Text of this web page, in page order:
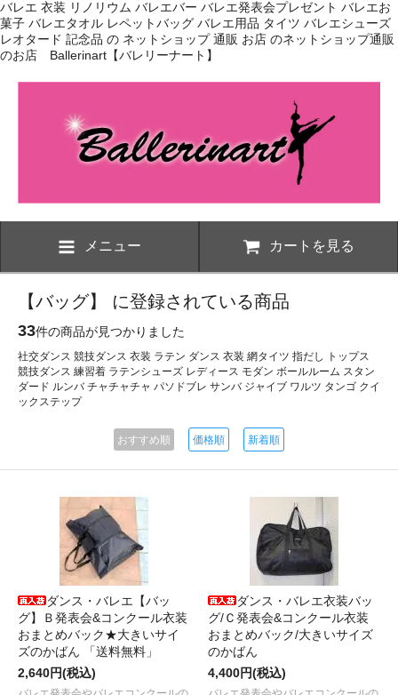
バレエ 衣装 リノリウム バレエバー バレエ発表会プレゼント バレエお
菓子 バレエタオル レペットバッグ バレエ用品 タイツ バレエシューズ
レオタード 記念品 の ネットショップ 通販 お店 のネットショップ通販
のお店 Ballerinart【バレリーナート】
メニュー カートを見る
【バッグ】 に登録されている商品
33件の商品が見つかりました
社交ダンス 競技ダンス 衣装 ラテン ダンス 衣装 網タイツ 指だし トップス
競技ダンス 練習着 ラテンシューズ レディース モダン ボールルーム スタン
ダード ルンバ チャチャチャ パソドブレ サンバ ジャイブ ワルツ タンゴ クイ
ックステップ
おすすめ順 価格順 新着順
ダンス・バレエ【バッ
グ】Ｂ発表会&コンクール衣装
おまとめバック★大きいサイ
ズのかばん 「送料無料」
2,640円(税込)
ダンス・バレエ衣装バッ
グ/Ｃ発表会&コンクール衣装
おまとめバック/大きいサイズ
のかばん
4,400円(税込)